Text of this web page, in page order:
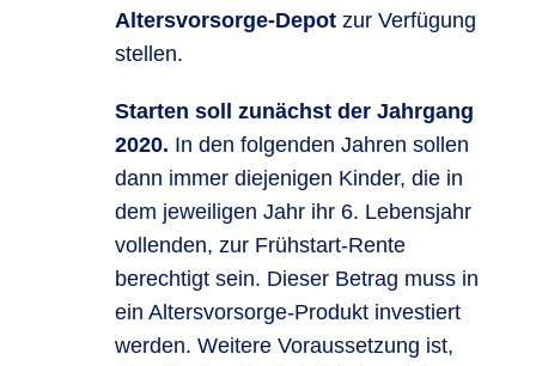
Altersvorsorge-Depot zur Verfügung
stellen.
Starten soll zunächst der Jahrgang
2020. In den folgenden Jahren sollen
dann immer diejenigen Kinder, die in
dem jeweiligen Jahr ihr 6. Lebensjahr
vollenden, zur Frühstart-Rente
berechtigt sein. Dieser Betrag muss in
ein Altersvorsorge-Produkt investiert
werden. Weitere Voraussetzung ist,